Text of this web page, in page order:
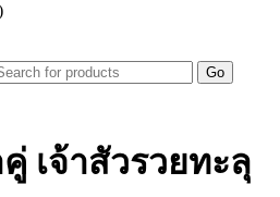
Go
เจ้าสัวรวยทะลุ